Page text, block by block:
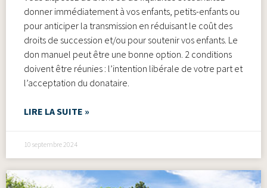
donner immédiatement à vos enfants, petits-enfants ou
pour anticiper la transmission en réduisant le coût des
droits de succession et/ou pour soutenir vos enfants. Le
don manuel peut être une bonne option. 2 conditions
doivent être réunies : l’intention libérale de votre part et
l’acceptation du donataire.
LIRE LA SUITE »
10 septembre 2024